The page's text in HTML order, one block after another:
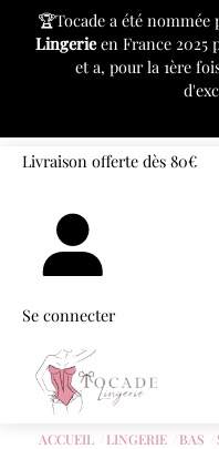
🏆Tocade a été nommée
Lingerieen France 2025
et a, pour la 1ère
Skip
content
Livraison offerte dès 80€
Se connecter
ACCUEIL LINGERIE BAS